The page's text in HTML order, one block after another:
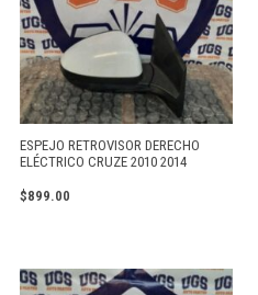
ESPEJO RETROVISOR DERECHO
ELÉCTRICO CRUZE 2010 2014
$899.00